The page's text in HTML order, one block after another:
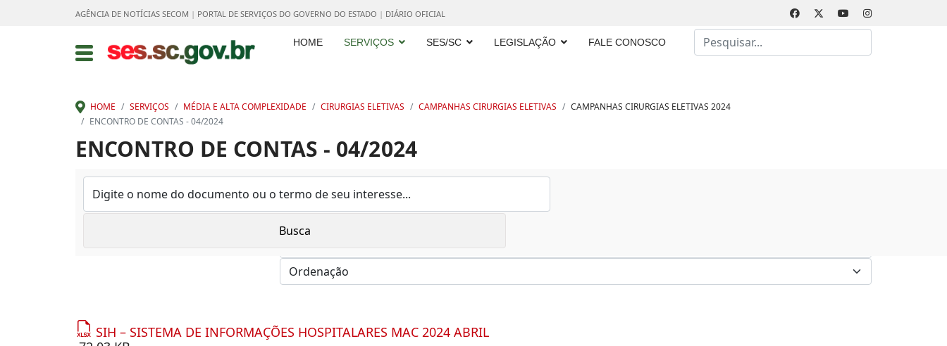
AGÊNCIA DE NOTÍCIAS SECOM | PORTAL DE SERVIÇOS DO GOVERNO DO ESTADO | DIÁRIO OFICIAL
HOME SERVIÇOS SES/SC LEGISLAÇÃO FALE CONOSCO
Busca
HOME SERVIÇOS MÉDIA E ALTA COMPLEXIDADE CIRURGIAS ELETIVAS CAMPANHAS CIRURGIAS ELETIVAS
CAMPANHAS CIRURGIAS ELETIVAS 2024
ENCONTRO DE CONTAS - 04/2024
ENCONTRO DE CONTAS - 04/2024
SIH – SISTEMA DE INFORMAÇÕES HOSPITALARES MAC 2024 ABRIL